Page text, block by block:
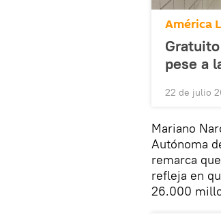
América
pese a
22 de julio
Mariano
Autónoma
remarca
refleja en
26.000